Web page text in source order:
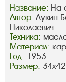
Название: На
Автор: Лукин
Николаевич
Техника:
Материал:
Год: 1953
Размер: